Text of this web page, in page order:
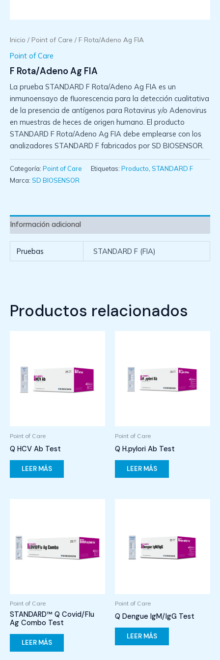
Inicio / Point of Care / F Rota/Adeno Ag FIA
Point of Care
F Rota/Adeno Ag FIA
La prueba STANDARD F Rota/Adeno Ag FIA es un
inmunoensayo de fluorescencia para la detección cualitativa
de la presencia de antígenos para Rotavirus y/o Adenovirus
en muestras de heces de origen humano. El producto
STANDARD F Rota/Adeno Ag FIA debe emplearse con los
analizadores STANDARD F fabricados por SD BIOSENSOR.
Categoría: Point of Care Etiquetas: Producto, STANDARD F
Marca: SD BIOSENSOR
Información adicional
Pruebas STANDARD F (FIA)
Productos relacionados
Point of Care
Q HCV Ab Test
LEER MÁS
Point of Care
Q H.pylori Ab Test
LEER MÁS
Point of Care
STANDARD™ Q Covid/Flu
Ag Combo Test
LEER MÁS
Point of Care
Q Dengue IgM/IgG Test
LEER MÁS